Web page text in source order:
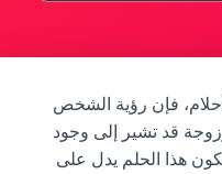
فإن رؤية الشخص
قد تشير إلى وجود
هذا الحلم يدل على